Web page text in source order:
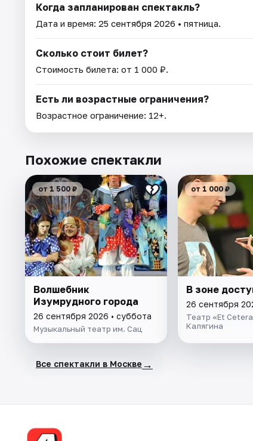
Когда запланирован спектакль?
Дата и время: 25 сентября 2026 • пятница.
Сколько стоит билет?
Стоимость билета: от 1 000 ₽.
Есть ли возрастные ограничения?
Возрастное ограничение: 12+.
Похожие спектакли
от 1 500 ₽
Волшебник
Изумрудного города
26 сентября 2026 • суббота
Музыкальный театр им. Сац
от 1 000 ₽
В зоне
26 сентября
Театр «Et
Калягина
Все спектакли в Москве →